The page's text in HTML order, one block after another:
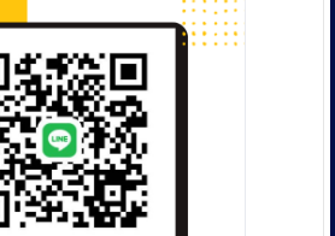
นายก
รัฐมนตรี
ใหม่.
เข้า
สัก
กา
ระ
สิ่ง
ศักดิ์สิทธิ์